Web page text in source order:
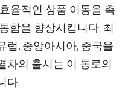
율적인 상품 이동을 촉
합을 향상시킵니다. 최
럽, 중앙아시아, 중국을
차의 출시는 이 통로의
다.